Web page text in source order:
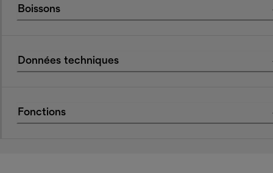
Boissons
Données techniques
Fonctions